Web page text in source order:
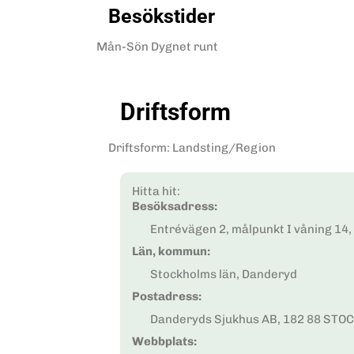
Besökstider
Mån-Sön Dygnet runt
Driftsform
Driftsform: Landsting/Region
Hitta hit:
Besöksadress:
Entrévägen 2, målpunkt I våning 14,
Län, kommun:
Stockholms län, Danderyd
Postadress:
Danderyds Sjukhus AB, 182 88
Webbplats: